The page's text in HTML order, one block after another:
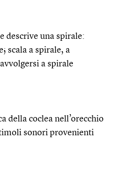
descrive una spirale:
scala a spirale, a
a spirale
della coclea nell’orecchio
sonori provenienti